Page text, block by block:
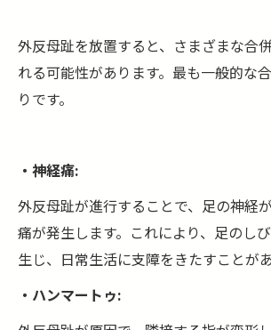
外反母趾を放置すると、さまざまな合
れる可能性があります。最も一般的な
りです。
・神経痛:
外反母趾が進行することで、足の神経
痛が発生します。これにより、足のし
生じ、日常生活に支障をきたすことがあ
・ハンマートゥ: